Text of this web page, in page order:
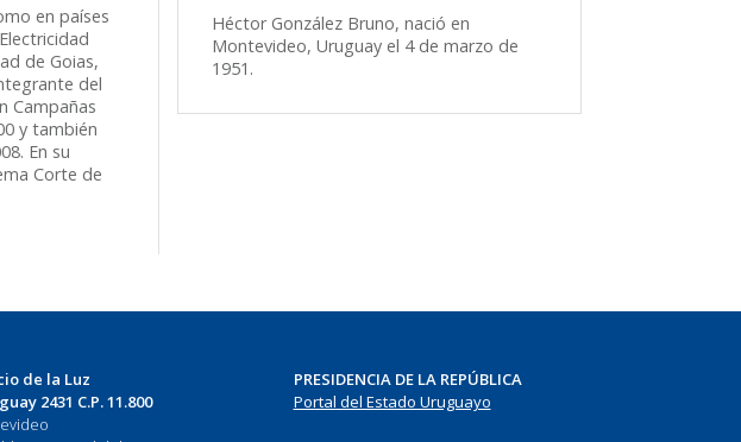
en países
de Goias,
del
Campañas
y también
En su
Corte de
Héctor González Bruno, nació en
Montevideo, Uruguay el 4 de marzo de
1951.
de la Luz
2431 C.P. 11.800
PRESIDENCIA DE LA REPÚBLICA
Portal del Estado Uruguayo